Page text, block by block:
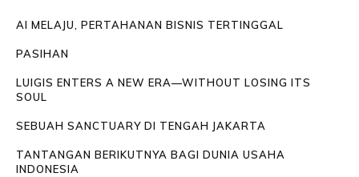
AI MELAJU, PERTAHANAN BISNIS TERTINGGAL
PASIHAN
LUIGIS ENTERS A NEW ERA—WITHOUT LOSING ITS
SOUL
SEBUAH SANCTUARY DI TENGAH JAKARTA
TANTANGAN BERIKUTNYA BAGI DUNIA USAHA
INDONESIA